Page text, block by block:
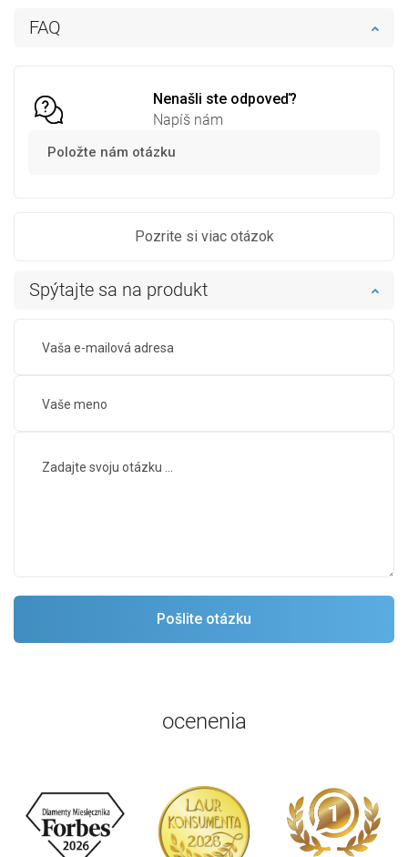
FAQ
Nenašli ste odpoveď?
Napíš nám
Položte nám otázku
Pozrite si viac otázok
Spýtajte sa na produkt
ocenenia